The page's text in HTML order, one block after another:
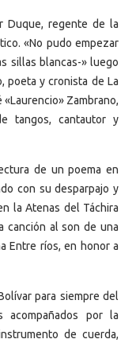
Duque, regente de la
«No pudo empezar
sillas blancas-» luego
poeta y cronista de La
Zambrano,
tangos, cantautor y
de un poema en
con su desparpajo y
la Atenas del Táchira
canción al son de una
Entre ríos, en honor a
para siempre del
acompañados por la
de cuerda,